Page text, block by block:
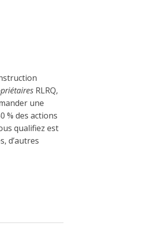
RLRQ,
une
% des actions
qualifiez est
d’autres